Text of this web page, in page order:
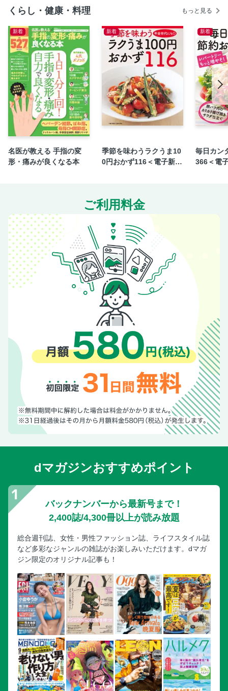
NHK出版テキスト・料理本のご案内／定期購読のおすすめ
ムダなくおいしく！ 12月のひとり分レシピ
グランマの欲ばりプレート
次号予告
くらし・健康・料理 もっと見る
新着
名医が教える 手指の変
形・痛みが良くなる本
新着
季節を味わうラクうま10
0円おかず116＜電子新版
新着
毎日カン
366＜電
ご利用料金
dマガジンおすすめポイント
バックナンバーから最新号まで！
2,400誌/4,300冊以上が読み放題
総合週刊誌、女性・男性ファッション誌、ライフスタイル誌
など多彩なジャンルの雑誌がお楽しみいただけます。dマガ
ジン限定のオリジナル記事も！